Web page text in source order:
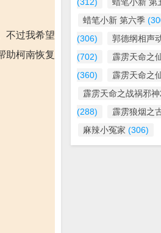
不过我希望
助柯南恢复
蜡笔小新 第六季
(306)
郭德纲相声
(702)
霹雳天命之
(360)
霹雳天命之
霹雳天命之战祸邪
(288)
霹雳狼烟之
麻辣小冤家 (306)